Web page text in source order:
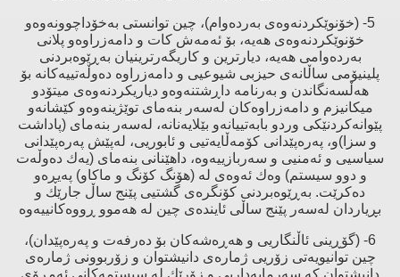
5- (خۆنوێكردنەوەی بەردەوام)، چین توانستی بەخۆداچوونەوەو
خۆنوێكردنەوەی هەیە، بۆ ئەمەش كات و دامەزراوەو پلانی
بەردەوامی هەیە، دیارترین و كاریگەرترینیان بەڕێوەبردنی
پلینیۆمی ساڵانەی حیزبی شیوعیی و دامەزراوە دەوڵەتییەكانە بۆ
هەڵسەنگاندن و بەرنامە داڕشتنەوەو دیاریكردنەوەی میتۆدو
میكانیزم و دامەزراوەكان لەسەر بنەمای توێژینەوەو كێشانەو
پێوانەكردنێكی وردو بابەتییانەو بێلایەنانە، لەسەر بنەمای (پاداشت
و سزا)و، پەرەپێدانی كۆمەڵایەتیی و ئابوریی، لەپێش پەرەپێدانی
سیاسیی و ئەمنیی و سەربازییەوە، داهێنانی بنەمای (یەك دەوڵەت
و دوو سیستم) وەك ئەوەی لە (هۆنگ كۆنگ و ماكاو) پەیڕەو
دەكرێت. بەڕێوەبردنی كۆنگرەی گشتیی پێنج ساڵ جارێك و
بڕیاردان لەسەر پێنج ساڵی ئایندەی چین لە هەموو ڕووەكانییەوە
6- (گۆڕینی ئاڵنگاریی و هەڕەشەكان بۆ دەرفەت و پەرەپێدان)،
چین توانیویەتی زۆریی ژمارەی دانیشتوان و زۆربوونی ژمارەی
دانیشتوان كە سەرمایەداریی و زۆرێك لە سیستمەكانی ئەمڕۆی